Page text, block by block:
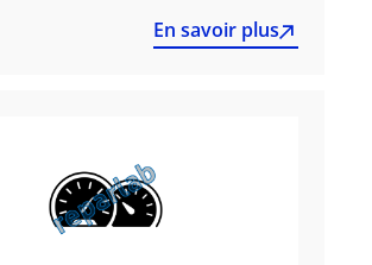
En savoir plus